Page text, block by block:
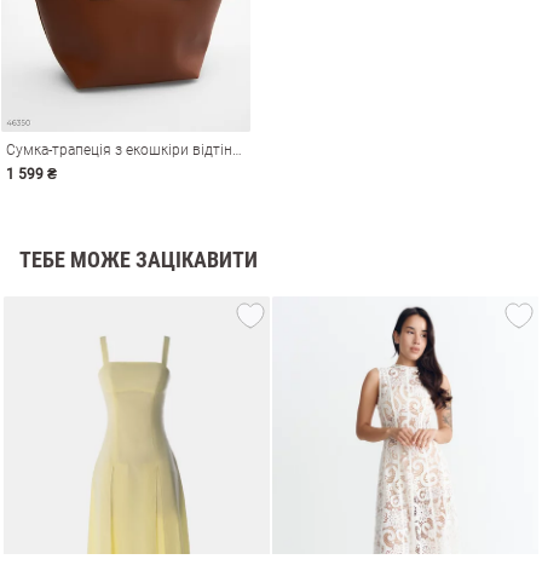
Сумка-трапеція з екошкіри відтінку кемел
1 599 ₴
ТЕБЕ МОЖЕ ЗАЦІКАВИТИ